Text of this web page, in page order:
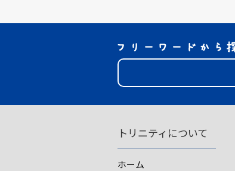
トリニティについて
ホーム